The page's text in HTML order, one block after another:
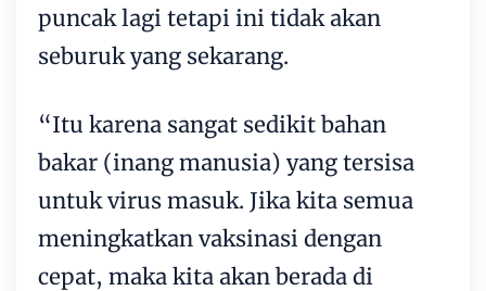
puncak lagi tetapi ini tidak akan
seburuk yang sekarang.
“Itu karena sangat sedikit bahan
bakar (inang manusia) yang tersisa
untuk virus masuk. Jika kita semua
meningkatkan vaksinasi dengan
cepat, maka kita akan berada di